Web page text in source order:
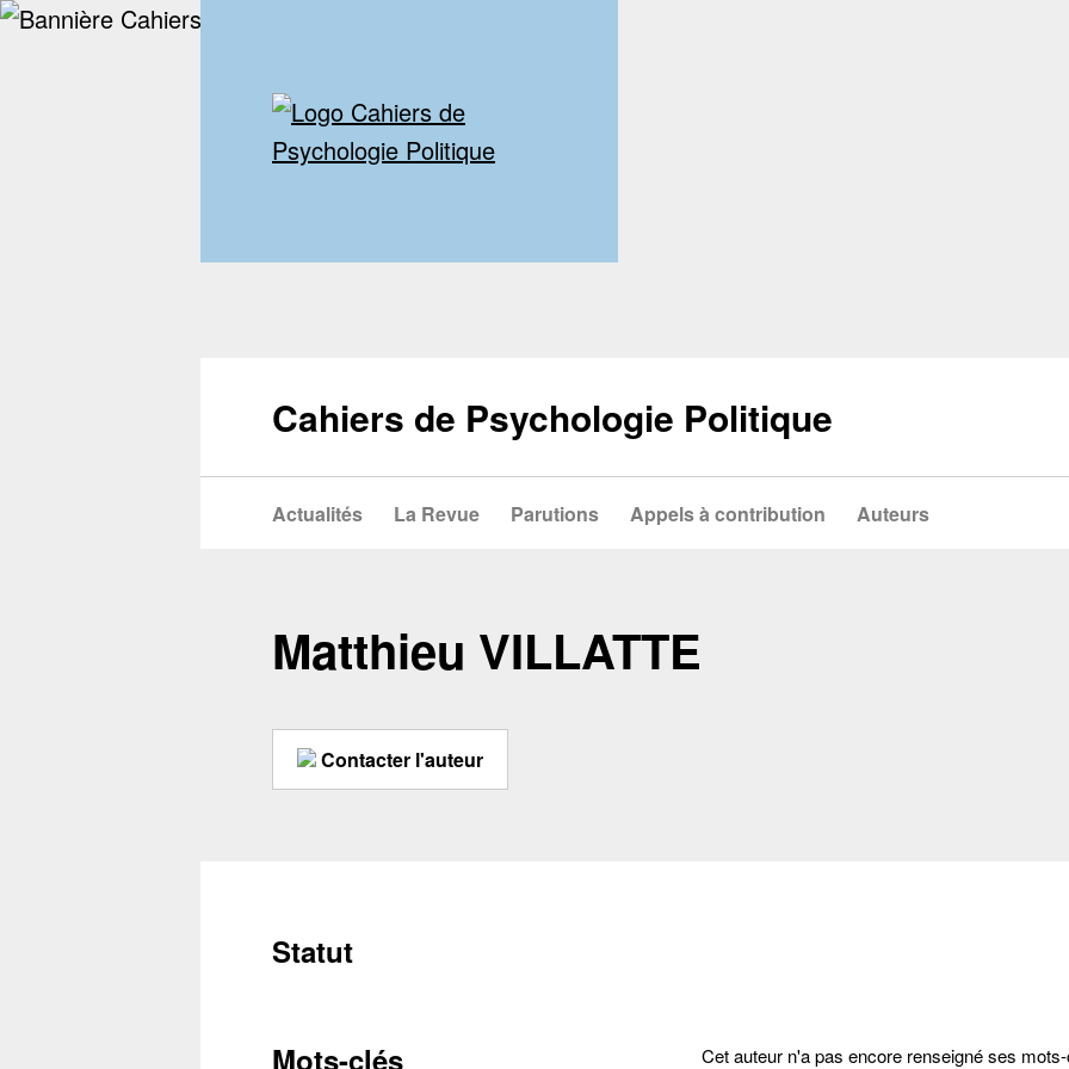
Cahiers de Psychologie Politique
Actualités La Revue Parutions Appels à contribution Auteurs
Matthieu VILLATTE
Contacter l'auteur
Statut
Mots-clés Cet auteur n'a pas encore renseigné ses